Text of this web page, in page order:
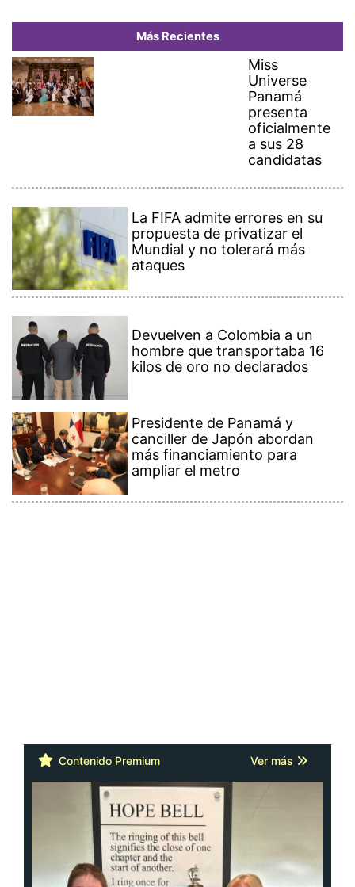
Más Recientes
Miss
Universe
Panamá
presenta
oficialmente
a sus 28
candidatas
La FIFA admite errores en su
propuesta de privatizar el
Mundial y no tolerará más
ataques
Devuelven a Colombia a un
hombre que transportaba 16
kilos de oro no declarados
Presidente de Panamá y
canciller de Japón abordan
más financiamiento para
ampliar el metro
Contenido Premium Ver más